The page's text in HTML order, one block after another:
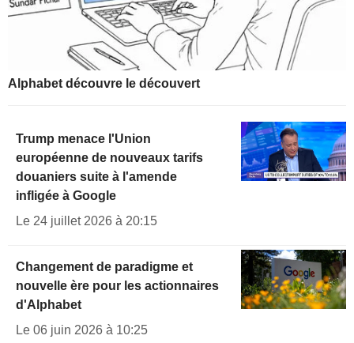
Alphabet découvre le découvert
Trump menace l'Union
européenne de nouveaux tarifs
douaniers suite à l'amende
infligée à Google
Le 24 juillet 2026 à 20:15
Changement de paradigme et
nouvelle ère pour les actionnaires
d'Alphabet
Le 06 juin 2026 à 10:25